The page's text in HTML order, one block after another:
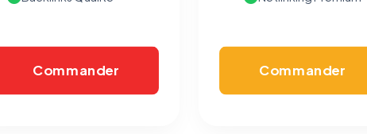
Commander Commander
contact@logicielreferencement.com. Détail :
Politique de